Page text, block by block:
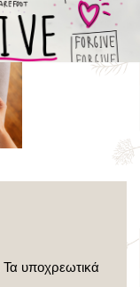
Τα υποχρεωτικά